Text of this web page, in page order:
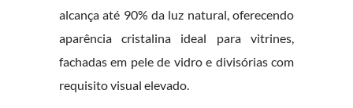
alcança até 90% da luz natural, oferecendo
aparência cristalina ideal para vitrines,
fachadas em pele de vidro e divisórias com
requisito visual elevado.